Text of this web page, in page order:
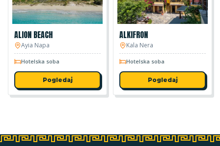
ALION BEACH
Ayia Napa
Hotelska soba
Pogledaj
ALKIFRON
Kala Nera
Hotelska soba
Pogledaj